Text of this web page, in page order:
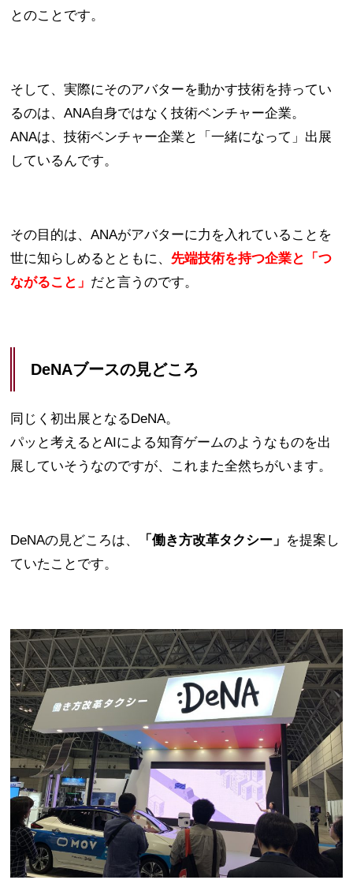
とのことです。
そして、実際にそのアバターを動かす技術を持ってい
るのは、ANA自身ではなく技術ベンチャー企業。
ANAは、技術ベンチャー企業と「一緒になって」出展
しているんです。
その目的は、ANAがアバターに力を入れていることを
世に知らしめるとともに、 先端技術を持つ企業と「つ
ながること」 だと言うのです。
DeNAブースの見どころ
同じく初出展となるDeNA。
パッと考えるとAIによる知育ゲームのようなものを出
展していそうなのですが、これまた全然ちがいます。
DeNAの見どころは、 「働き方改革タクシー」 を提案し
ていたことです。